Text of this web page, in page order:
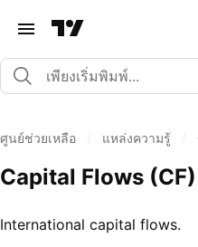
ศูนย์ช่วยเหลือ แหล่งความรู้
Capital Flows (CF)
International capital flows.